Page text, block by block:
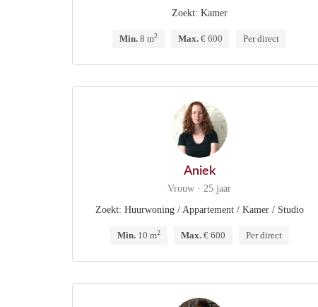
Zoekt: Kamer
Min. 8 m2 Max. € 600 Per direct
Aniek
Vrouw · 25 jaar
Zoekt: Huurwoning / Appartement / Kamer / Studio
Min.10 m2 Max.€ 600 Per direct